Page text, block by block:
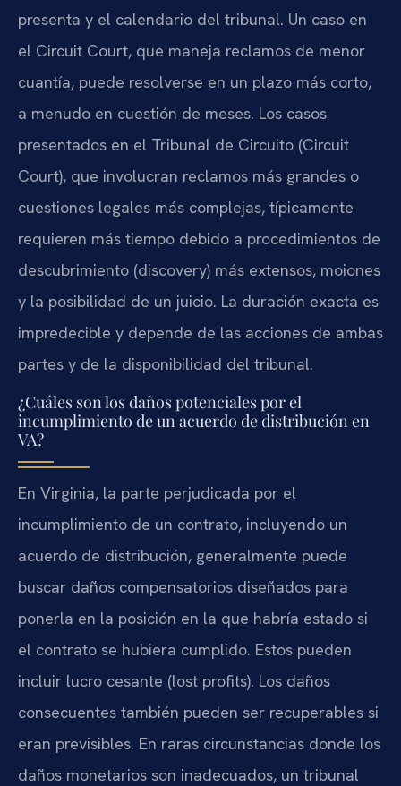
presenta y el calendario del tribunal. Un caso en
el Circuit Court, que maneja reclamos de menor
cuantía, puede resolverse en un plazo más corto,
a menudo en cuestión de meses. Los casos
presentados en el Tribunal de Circuito (Circuit
Court), que involucran reclamos más grandes o
cuestiones legales más complejas, típicamente
requieren más tiempo debido a procedimientos de
descubrimiento (discovery) más extensos, moiones
y la posibilidad de un juicio. La duración exacta es
impredecible y depende de las acciones de ambas
partes y de la disponibilidad del tribunal.
¿Cuáles son los daños potenciales por el
incumplimiento de un acuerdo de distribución en
VA?
En Virginia, la parte perjudicada por el
incumplimiento de un contrato, incluyendo un
acuerdo de distribución, generalmente puede
buscar daños compensatorios diseñados para
ponerla en la posición en la que habría estado si
el contrato se hubiera cumplido. Estos pueden
incluir lucro cesante (lost profits). Los daños
consecuentes también pueden ser recuperables si
eran previsibles. En raras circunstancias donde los
daños monetarios son inadecuados, un tribunal